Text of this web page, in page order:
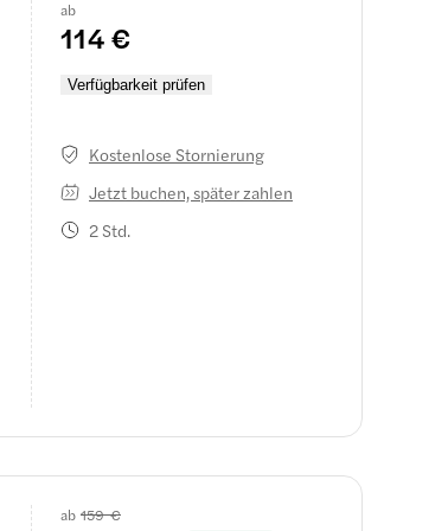
ab
114 €
Verfügbarkeit prüfen
Kostenlose Stornierung
Jetzt buchen, später zahlen
2 Std.
ab 159 €